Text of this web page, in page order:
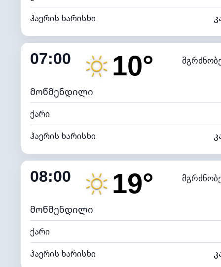
ჰაერის ხარისხი
შიდა ტენიანობა
ნამის წერტილი
განათების ინდექსი
07:00 10°
მოწმენდილი
ქარი
ჰაერის ხარისხი
შიდა ტენიანობა
ნამის წერტილი
განათების ინდექსი
08:00 19°
მოწმენდილი
ქარი
ჰაერის ხარისხი